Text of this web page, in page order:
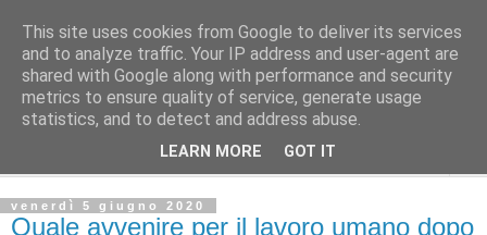
Avvenire dei Lavoratori
Editoriale del direttore
venerdì 5 giugno 2020
Quale avvenire per il lavoro umano dopo
This site uses cookies from Google to deliver its services
and to analyze traffic. Your IP address and user-agent are
shared with Google along with performance and security
metrics to ensure quality of service, generate usage
statistics, and to detect and address abuse.
LEARN MORE GOT IT